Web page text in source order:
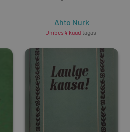
Ahto Nurk
Umbes 4 kuud tagasi